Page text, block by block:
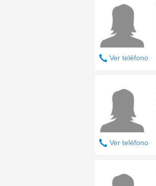
Ver teléfono
Ver teléfono